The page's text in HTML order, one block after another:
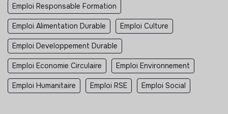
Emploi Responsable Formation
Emploi Alimentation Durable Emploi Culture
Emploi Developpement Durable
Emploi Economie Circulaire Emploi Environnement
Emploi Humanitaire Emploi RSE Emploi Social